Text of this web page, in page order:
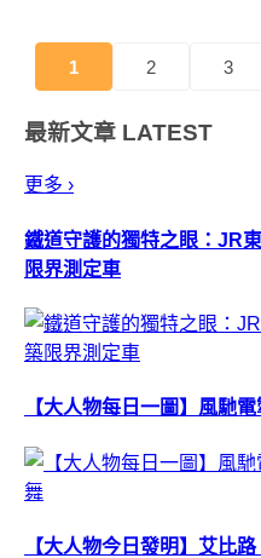
1 2 3
最新文章 LATEST
更多 ›
鐵道守護的獨特之眼：JR
限界測定車
【大人物每日一圖】風馳
【大人物今日發明】艾比